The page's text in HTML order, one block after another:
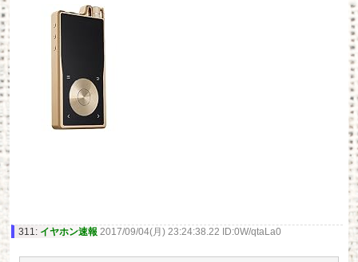
311: イヤホン速報 2017/09/04(月) 23:24:38.22 ID:0W/qtaLa0